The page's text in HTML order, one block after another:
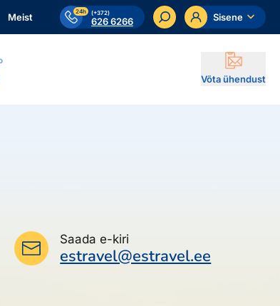
Meist 24h (+372)
626 6266 Sisene
Võta ühendust
Saada e-kiri
estravel@estravel.ee